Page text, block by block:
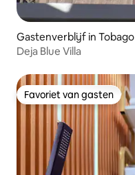
Gastenverblijf in Tobago
Deja Blue Villa
Favoriet van gasten
Favoriet van gasten